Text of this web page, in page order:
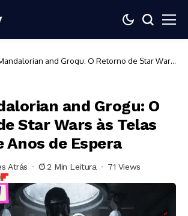
and Grogu: O Retorno de Star Wars
and Grogu: O
Star Wars às Telas
Anos de Espera
Atrás 2 Min Leitura 71 Views